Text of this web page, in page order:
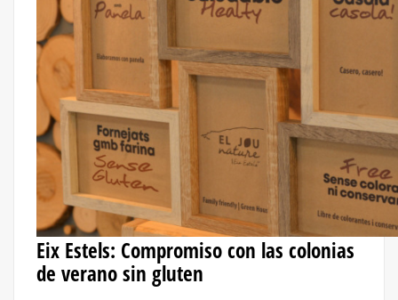
Eix Estels: Compromiso con las colonias
de verano sin gluten